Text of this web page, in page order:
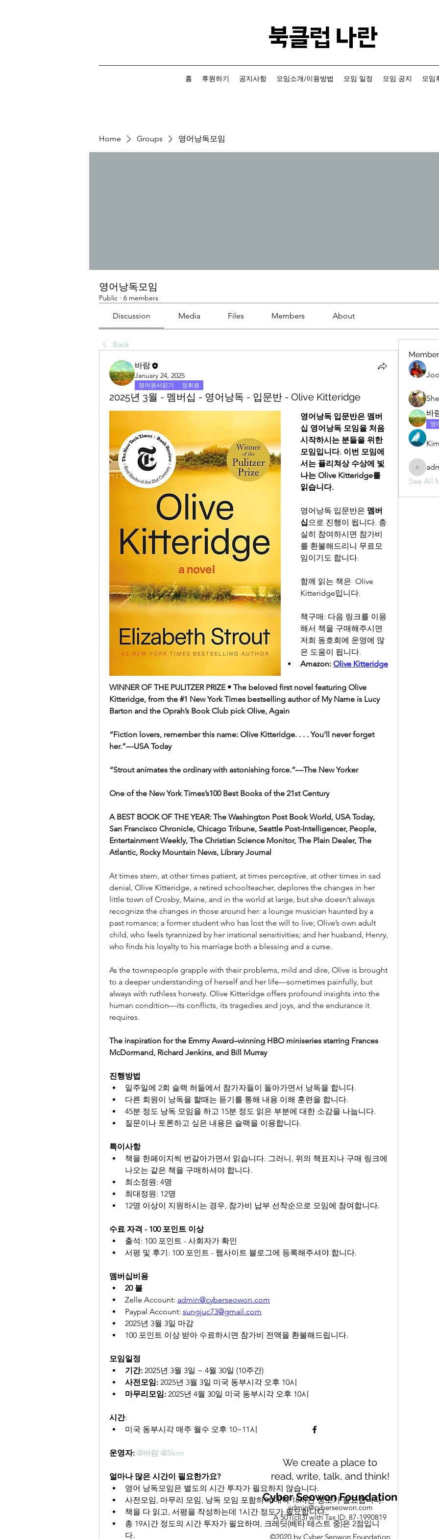
​북클럽 나란
홈 후원하기 공지사항 모임소개/이용방법 모임 일정 모임 공지 모임
Home Groups 영어낭독모임
영어낭독모임
Public · 6 members
Discussion Media Files Members About
Back
바람
January 24, 2025
영어원서읽기 정회원
2025년 3월 - 멤버십 - 영어낭독 - 입문반 - Olive Kitteridge
영어낭독 입문반은 멤버
십 영어낭독 모임을 처음
시작하시는 분들을 위한
모임입니다. 이번 모임에
서는 퓰리쳐상 수상에 빛
나는 Olive Kitteridge를
읽습니다.
영어낭독 입문반은 멤버
십으로 진행이 됩니다. 충
실히 참여하시면 참가비
를 환불해드리니 무료모
임이기도 합니다.
함께 읽는 책은 Olive
Kitteridge입니다.
책구매: 다음 링크를 이용
해서 책을 구매해주시면
저희 동호회에 운영에 많
은 도움이 됩니다.
Amazon: Olive Kitteridge
WINNER OF THE PULITZER PRIZE • The beloved first novel featuring Olive
Kitteridge, from the #1 New York Times bestselling author of My Name is Lucy
Barton and the Oprah’s Book Club pick Olive, Again
“Fiction lovers, remember this name: Olive Kitteridge. . . . You’ll never forget
her.”—USA Today
“Strout animates the ordinary with astonishing force.”—The New Yorker
One of the New York Times’s100 Best Books of the 21st Century
A BEST BOOK OF THE YEAR: The Washington Post Book World, USA Today,
San Francisco Chronicle, Chicago Tribune, Seattle Post-Intelligencer, People,
Entertainment Weekly, The Christian Science Monitor, The Plain Dealer, The
Atlantic, Rocky Mountain News, Library Journal
At times stern, at other times patient, at times perceptive, at other times in sad
denial, Olive Kitteridge, a retired schoolteacher, deplores the changes in her
little town of Crosby, Maine, and in the world at large, but she doesn’t always
recognize the changes in those around her: a lounge musician haunted by a
past romance; a former student who has lost the will to live; Olive’s own adult
child, who feels tyrannized by her irrational sensitivities; and her husband, Henry,
who finds his loyalty to his marriage both a blessing and a curse.
As the townspeople grapple with their problems, mild and dire, Olive is brought
to a deeper understanding of herself and her life—sometimes painfully, but
always with ruthless honesty. Olive Kitteridge offers profound insights into the
human condition—its conflicts, its tragedies and joys, and the endurance it
requires.
The inspiration for the Emmy Award–winning HBO miniseries starring Frances
McDormand, Richard Jenkins, and Bill Murray
진행방법
일주일에 2회 슬랙 허들에서 참가자들이 돌아가면서 낭독을 합니다.
다른 회원이 낭독을 할때는 듣기를 통해 내용 이해 훈련을 합니다.
45분 정도 낭독 모임을 하고 15분 정도 읽은 부분에 대한 소감을 나눕니다.
질문이나 토론하고 싶은 내용은 슬랙을 이용합니다.
특이사항
책을 한페이지씩 번갈아가면서 읽습니다. 그러니, 위의 책표지나 구매 링크에
나오는 같은 책을 구매하셔야 합니다.
최소정원: 4명
최대정원: 12명
12명 이상이 지원하시는 경우, 참가비 납부 선착순으로 모임에 참여합니다.
수료 자격 - 100 포인트 이상
출석: 100 포인트 - 사회자가 확인
서평 및 후기: 100 포인트 - 웹사이트 블로그에 등록해주셔야 합니다.
멤버십비용
20 불
Zelle Account: admin@cyberseowon.com
Paypal Account: sungjuc73@gmail.com
2025년 3월 3일 마감
100 포인트 이상 받아 수료하시면 참가비 전액을 환불해드립니다.
모임일정
기간: 2025년 3월 3일 ~ 4월 30일 (10주간)
사전모임: 2025년 3월 3일 미국 동부시각 오후 10시
마무리모임: 2025년 4월 30일 미국 동부시각 오후 10시
시간:
미국 동부시각 매주 월수 오후 10~11시
운영자: @바람 @Skim
얼마나 많은 시간이 필요한가요?
영어 낭독모임은 별도의 시간 투자가 필요하지 않습니다.
사전모임, 마무리 모임, 낭독 모임 포함하여 대략 18시간 정도가 필요합니다.
책을 다 읽고, 서평을 작성하는데 1시간 정도가 필요합니다.
총 19시간 정도의 시간 투자가 필요하며, 크레딧(베타 테스트 중)은 2점입니
다.
바
영
admin
See All
We create a place to
read, write, talk, and think!
Cyber Seowon Foundation
admin@cyberseowon.com
A 501(c)(3) with Tax ID: 87-1990819
©2020 by Cyber Seowon Foundation